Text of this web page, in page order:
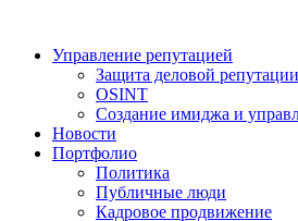
Управление репутацией
Защита деловой
OSINT
Создание имиджа и
Новости
Портфолио
Политика
Публичные люди
Кадровое продвижение